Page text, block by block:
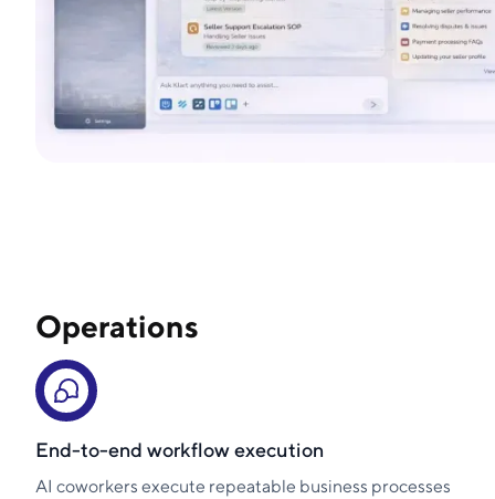
Operations
End-to-end workflow execution
AI coworkers execute repeatable business processes